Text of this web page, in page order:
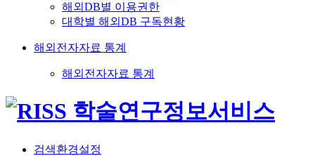
해외DB별 이용권한
대학별 해외DB 구독현황
해외전자자료 통계
해외전자자료 통계
검색환경설정